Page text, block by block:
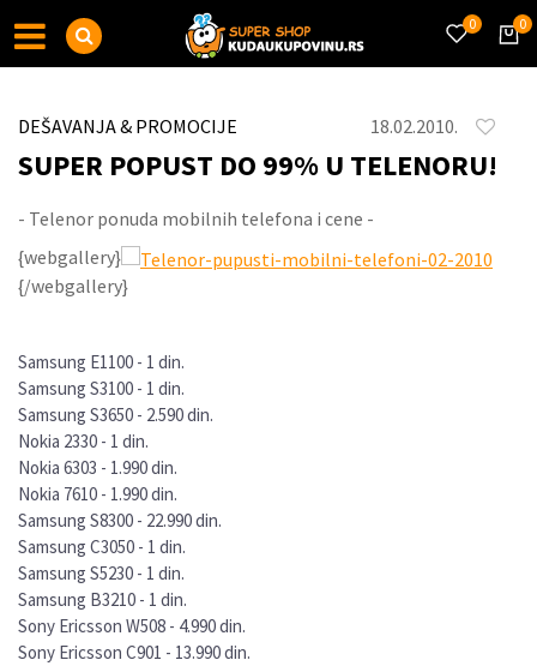
0
0
DEŠAVANJA & PROMOCIJE 18.02.2010.
SUPER POPUST DO 99% U TELENORU!
- Telenor ponuda mobilnih telefona i cene -
{webgallery}
{/webgallery}
Samsung E1100 - 1 din.
Samsung S3100 - 1 din.
Samsung S3650 - 2.590 din.
Nokia 2330 - 1 din.
Nokia 6303 - 1.990 din.
Nokia 7610 - 1.990 din.
Samsung S8300 - 22.990 din.
Samsung C3050 - 1 din.
Samsung S5230 - 1 din.
Samsung B3210 - 1 din.
Sony Ericsson W508 - 4.990 din.
Sony Ericsson C901 - 13.990 din.